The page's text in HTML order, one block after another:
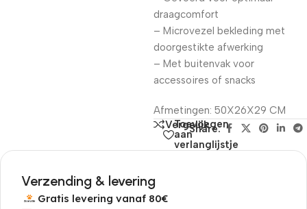
draagcomfort
– Microvezel bekleding met
doorgestikte afwerking
– Met buitenvak voor
accessoires of snacks
Afmetingen: 50X26X29 CM
Vergelijk
Toevoegen
aan
verlanglijstje
Share:
Verzending & levering
Gratis levering vanaf 80€